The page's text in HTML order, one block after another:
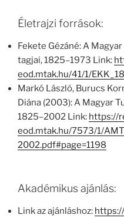
Életrajzi források:
Fekete Gézáné: A
tagjai, 1825–1973 Link:
eod.mtak.hu/41/1/
Markó László, Burucs
Diána (2003): A Magyar
1825–2002 Link: https://
eod.mtak.hu/7573/1/
2002.pdf#page=1198
Akadémikus ajánlás:
Link az ajánláshoz: